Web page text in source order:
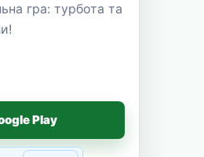
гра: турбота та
Play